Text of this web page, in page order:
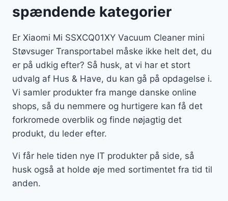
spændende kategorier
Er Xiaomi Mi SSXCQ01XY Vacuum Cleaner mini
Støvsuger Transportabel måske ikke helt det, du
er på udkig efter? Så husk, at vi har et stort
udvalg af Hus & Have, du kan gå på opdagelse i.
Vi samler produkter fra mange danske online
shops, så du nemmere og hurtigere kan få det
forkromede overblik og finde nøjagtig det
produkt, du leder efter.
Vi får hele tiden nye IT produkter på side, så
husk også at holde øje med sortimentet fra tid til
anden.